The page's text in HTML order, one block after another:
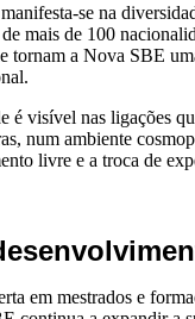
se na
mais de 100
tornam a Nova SBE
é visível nas ligações
num ambiente
livre e a troca de
em mestrados e